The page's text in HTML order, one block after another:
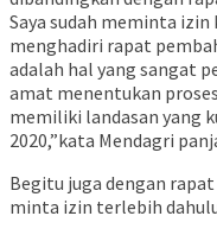
Saya sudah meminta
menghadiri rapat
adalah hal yang sangat
amat menentukan
memiliki landasan yang
2020,”kata Mendagri
Begitu juga dengan
minta izin terlebih